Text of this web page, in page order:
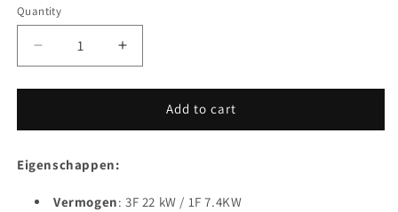
Quantity
Quantity
Decrease quantity for Ohme Epod 22kW type 2
Increase quantity for Ohme Epod
Add to cart
Eigenschappen:
Vermogen: 3F 22 kW / 1F 7.4KW